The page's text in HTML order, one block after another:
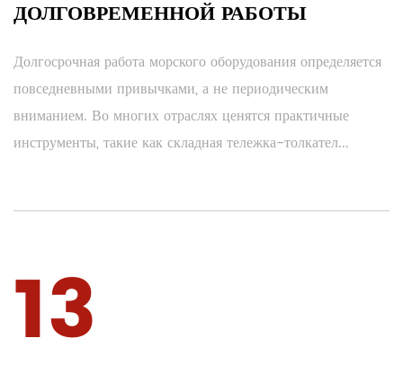
ДОЛГОВРЕМЕННОЙ РАБОТЫ
Долгосрочная работа морского оборудования определяется
повседневными привычками, а не периодическим
вниманием. Во многих отраслях ценятся практичные
инструменты, такие как складная тележка-толкател...
13